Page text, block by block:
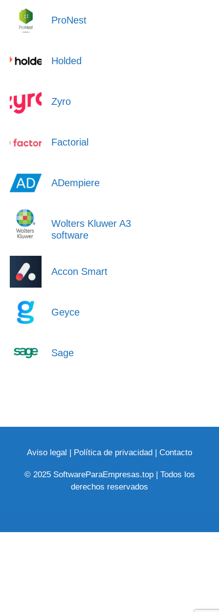
ProNest
Holded
Zyro
Factorial
ADempiere
Wolters Kluwer A3
software
Accon Smart
Geyce
Sage
Aviso legal | Política de privacidad | Contacto
© 2025 SoftwareParaEmpresas.top | Todos los
derechos reservados